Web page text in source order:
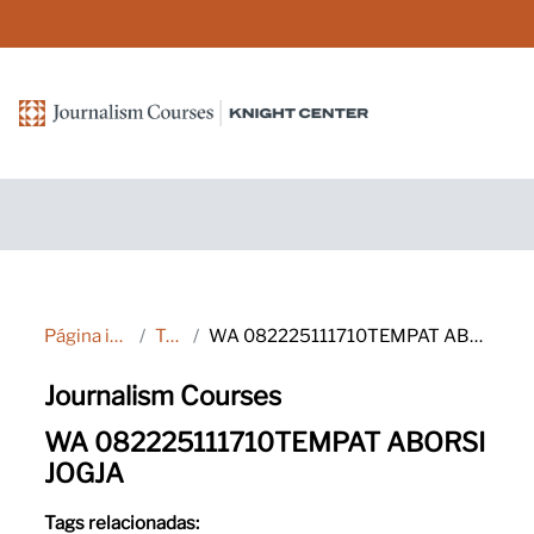
Página inicial Tags WA 082225111710TEMPAT ABORSI JOGJA
Journalism Courses
WA 082225111710TEMPAT ABORSI
JOGJA
Tags relacionadas: